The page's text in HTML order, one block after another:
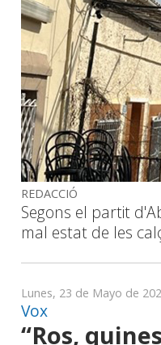
REDACCIÓ
Segons el partit
mal estat de les
Lunes, 23 de Mayo de
Vox
“Ros,